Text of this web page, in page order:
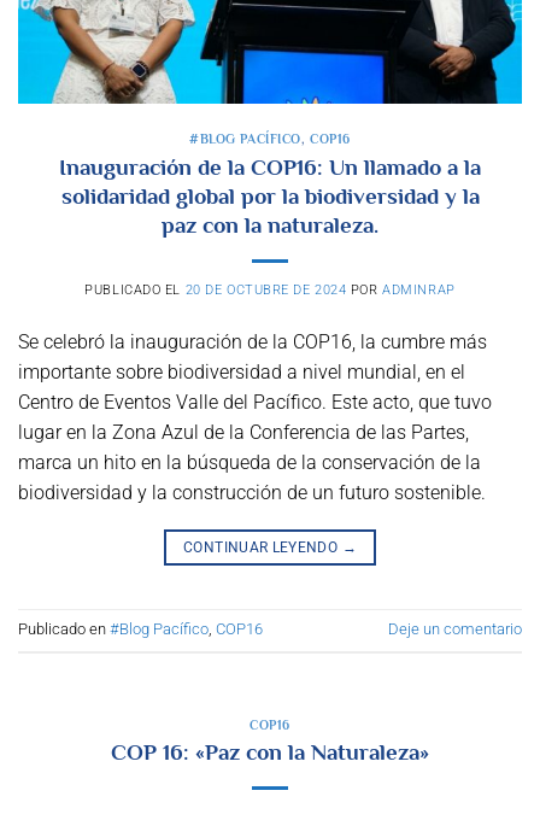
#BLOG PACÍFICO,COP16
Inauguración de la COP16: Un llamado a la
solidaridad global por la biodiversidad y la
paz con la naturaleza.
PUBLICADO EL 20 DE OCTUBRE DE 2024 PORADMINRAP
Se celebró la inauguración de la COP16, la cumbre más
importante sobre biodiversidad a nivel mundial, en el
Centro de Eventos Valle del Pacífico. Este acto, que tuvo
lugar en la Zona Azul de la Conferencia de las Partes,
marca un hito en la búsqueda de la conservación de la
biodiversidad y la construcción de un futuro sostenible.
CONTINUAR LEYENDO →
Publicado en #Blog Pacífico, COP16 Deje un comentario
COP16
COP 16: «Paz con la Naturaleza»